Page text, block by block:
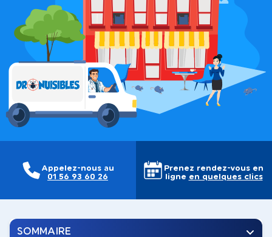
Appelez-nous au
01 56 93 60 26
Prenez rendez-vous en
ligne en quelques clics
SOMMAIRE